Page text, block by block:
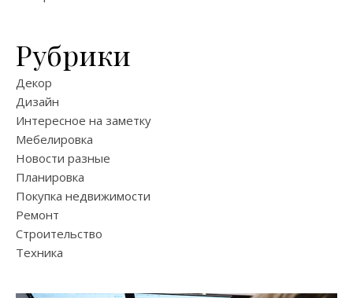
Рубрики
Декор
Дизайн
Интересное на заметку
Мебелировка
Новости разные
Планировка
Покупка недвижимости
Ремонт
Строительство
Техника